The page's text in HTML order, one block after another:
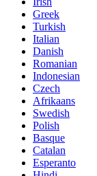
Greek
Turkish
Italian
Danish
Romanian
Indonesian
Czech
Afrikaans
Swedish
Polish
Basque
Catalan
Esperanto